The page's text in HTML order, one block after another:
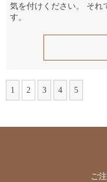
気を付けください。 それ
す。
1 2 3 4 5
ご